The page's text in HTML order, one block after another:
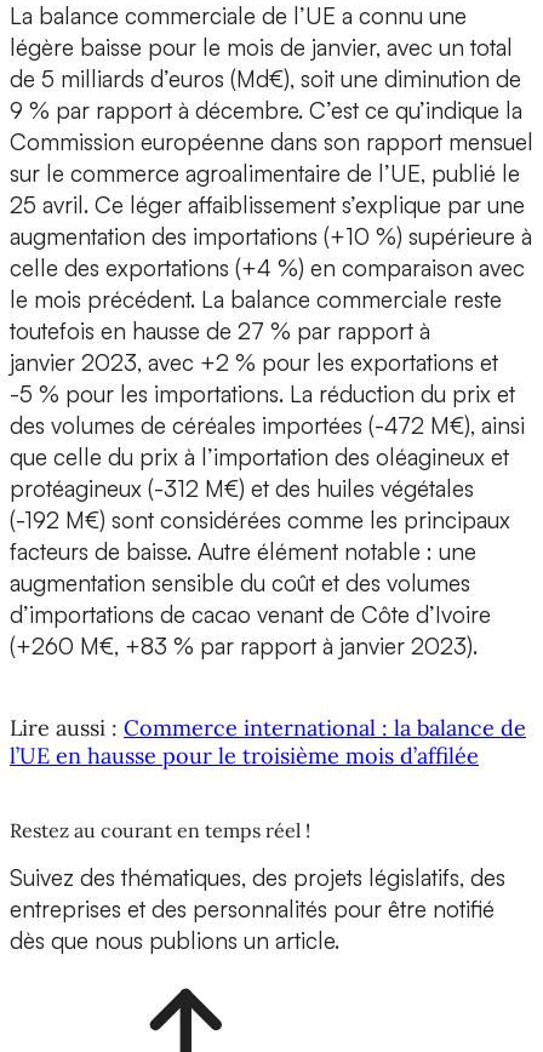
La balance commerciale de l’UE a connu une
légère baisse pour le mois de janvier, avec un total
de 5 milliards d’euros (Md€), soit une diminution de
9 % par rapport à décembre. C’est ce qu’indique la
Commission européenne dans son rapport mensuel
sur le commerce agroalimentaire de l’UE, publié le
25 avril. Ce léger affaiblissement s’explique par une
augmentation des importations (+10 %) supérieure à
celle des exportations (+4 %) en comparaison avec
le mois précédent. La balance commerciale reste
toutefois en hausse de 27 % par rapport à
janvier 2023, avec +2 % pour les exportations et
-5 % pour les importations. La réduction du prix et
des volumes de céréales importées (-472 M€), ainsi
que celle du prix à l’importation des oléagineux et
protéagineux (-312 M€) et des huiles végétales
(-192 M€) sont considérées comme les principaux
facteurs de baisse. Autre élément notable : une
augmentation sensible du coût et des volumes
d’importations de cacao venant de Côte d’Ivoire
(+260 M€, +83 % par rapport à janvier 2023).
Lire aussi : Commerce international : la balance de
l’UE en hausse pour le troisième mois d’affilée
Restez au courant en temps réel !
Suivez des thématiques, des projets législatifs, des
entreprises et des personnalités pour être notifié
dès que nous publions un article.